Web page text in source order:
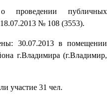
проведении публичных
№ 108 (3553).
30.07.2013 в помещении
г.Владимира (г.Владимир,
участие 31 чел.